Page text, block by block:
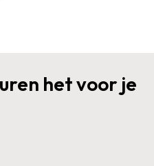
het voor je